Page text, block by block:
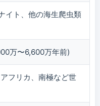
イト、他の海生爬虫類
万〜6,600万年前)
フリカ、南極など世